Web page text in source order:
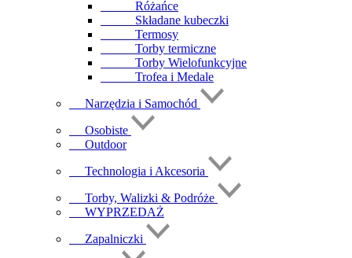
Różańce
Składane kubeczki
Termosy
Torby termiczne
Torby Wielofunkcyjne
Trofea i Medale
Narzędzia i Samochód
Osobiste
Outdoor
Technologia i Akcesoria
Torby, Walizki & Podróże
WYPRZEDAŻ
Zapalniczki